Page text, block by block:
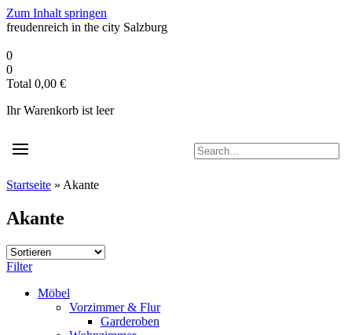
Zum Inhalt springen
freudenreich in the city Salzburg
0
0
Total 0,00 €
Ihr Warenkorb ist leer
Startseite » Akante
Akante
Filter
Möbel
Vorzimmer & Flur
Garderoben